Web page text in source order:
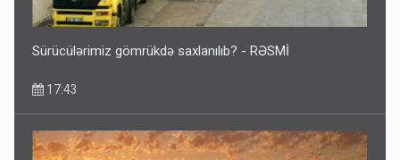
Sürücülərimiz gömrükdə saxlanılıb? - RƏSMİ
17:43